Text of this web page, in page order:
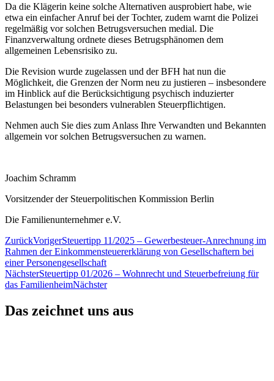
Da die Klägerin keine solche Alternativen ausprobiert habe, wie
etwa ein einfacher Anruf bei der Tochter, zudem warnt die Polizei
regelmäßig vor solchen Betrugsversuchen medial. Die
Finanzverwaltung ordnete dieses Betrugsphänomen dem
allgemeinen Lebensrisiko zu.
Die Revision wurde zugelassen und der BFH hat nun die
Möglichkeit, die Grenzen der Norm neu zu justieren – insbesondere
im Hinblick auf die Berücksichtigung psychisch induzierter
Belastungen bei besonders vulnerablen Steuerpflichtigen.
Nehmen auch Sie dies zum Anlass Ihre Verwandten und Bekannten
allgemein vor solchen Betrugsversuchen zu warnen.
Joachim Schramm
Vorsitzender der Steuerpolitischen Kommission Berlin
Die Familienunternehmer e.V.
ZurückVorigerSteuertipp 11/2025 – Gewerbesteuer-Anrechnung im
Rahmen der Einkommensteuererklärung von Gesellschaftern bei
einer Personengesellschaft
NächsterSteuertipp 01/2026 – Wohnrecht und Steuerbefreiung für
das FamilienheimNächster
Das zeichnet uns aus